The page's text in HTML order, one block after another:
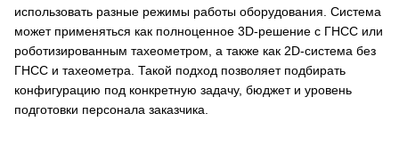
использовать разные режимы работы оборудования. Система
может применяться как полноценное 3D-решение с ГНСС или
роботизированным тахеометром, а также как 2D-система без
ГНСС и тахеометра. Такой подход позволяет подбирать
конфигурацию под конкретную задачу, бюджет и уровень
подготовки персонала заказчика.